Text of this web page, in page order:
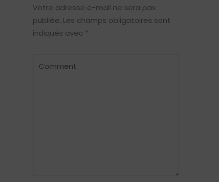
Votre adresse e-mail ne sera pas
publiée. Les champs obligatoires sont
indiqués avec *